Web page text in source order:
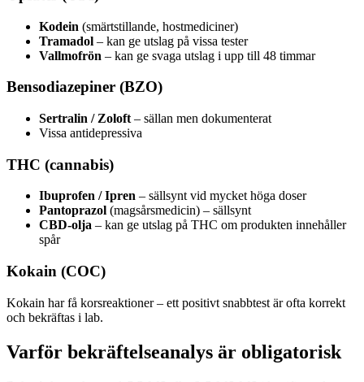
Kodein (smärtstillande, hostmediciner)
Tramadol – kan ge utslag på vissa tester
Vallmofrön – kan ge svaga utslag i upp till 48 timmar
Bensodiazepiner (BZO)
Sertralin / Zoloft – sällan men dokumenterat
Vissa antidepressiva
THC (cannabis)
Ibuprofen / Ipren – sällsynt vid mycket höga doser
Pantoprazol (magsårsmedicin) – sällsynt
CBD-olja – kan ge utslag på THC om produkten innehåller
spår
Kokain (COC)
Kokain har få korsreaktioner – ett positivt snabbtest är ofta korrekt
och bekräftas i lab.
Varför bekräftelseanalys är obligatorisk